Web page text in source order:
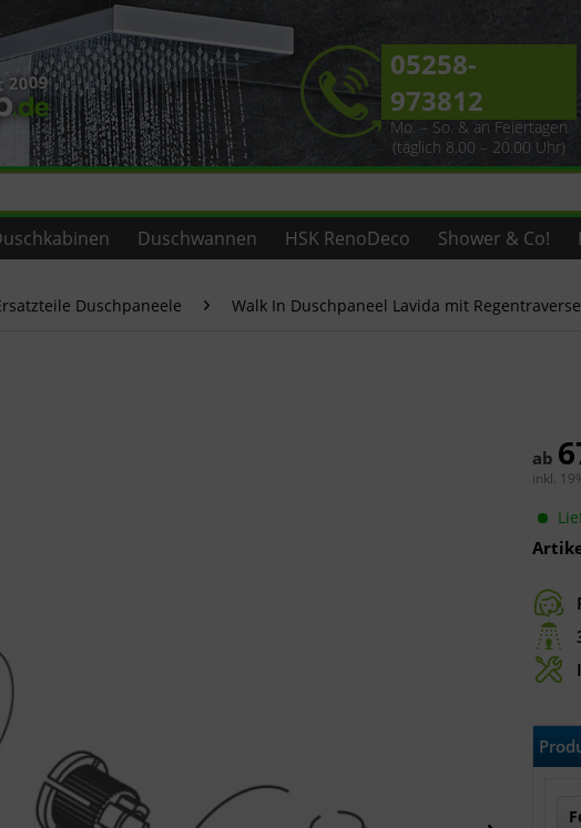
05258-
973812
Mo. – So. & an Feiertagen
(täglich 8.00 – 20.00 Uhr)
Duschwannen HSK RenoDeco Shower & Co!
Duschpaneele Walk In Duschpaneel Lavida mit
ab
inkl.